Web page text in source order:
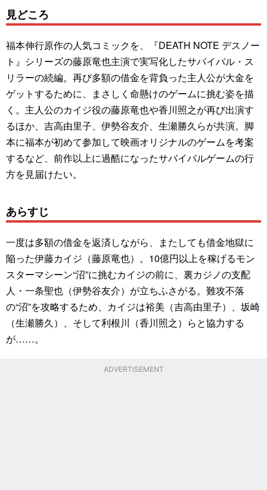
見どころ
福本伸行原作の人気コミックを、『DEATH NOTE デスノー
ト』シリーズの藤原竜也主演で実写化したサバイバル・ス
リラーの続編。再び多額の借金を背負った主人公が大金を
ゲットするために、まさしく命懸けのゲームに挑む姿を描
く。主人公のカイジ役の藤原竜也や香川照之が再び出演す
るほか、吉高由里子、伊勢谷友介、生瀬勝久らが共演。脚
本に福本が初めて参加して映画オリジナルのゲームを考案
するなど、前作以上に過酷になったサバイバルゲームの行
方を見届けたい。
あらすじ
一度は多額の借金を返済しながら、またしても借金地獄に
陥った伊藤カイジ（藤原竜也）。10億円以上を稼げるモン
スターマシーン“沼”に挑むカイジの前に、裏カジノの支配
人・一条聖也（伊勢谷友介）が立ちふさがる。難攻不落
の“沼”を攻略するため、カイジは裕美（吉高由里子）、坂崎
（生瀬勝久）、そして利根川（香川照之）らと協力する
が……。
ADVERTISEMENT